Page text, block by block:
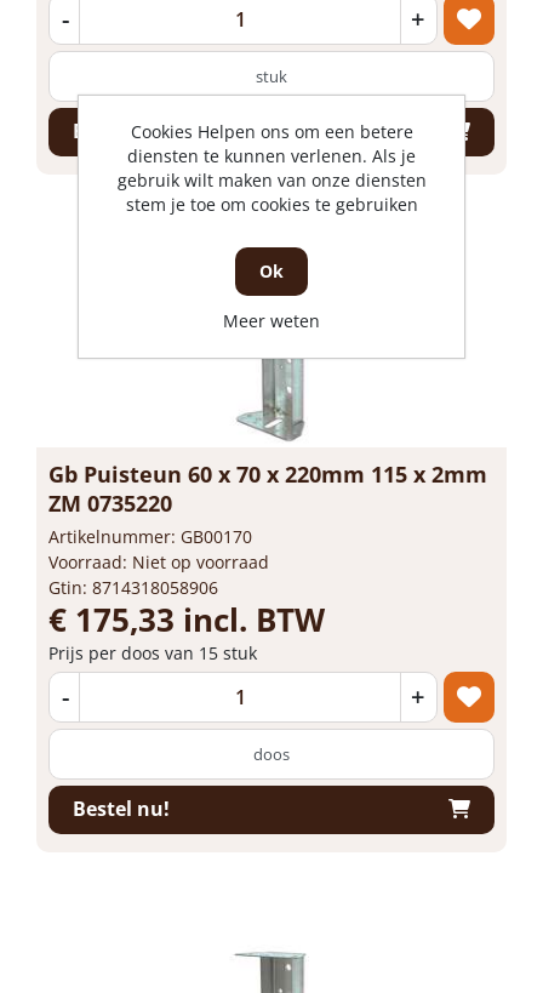
- +
stuk
Bestel nu!
Gb Puisteun 60 x 70 x 220mm 115 x 2mm
ZM 0735220
Artikelnummer: GB00170
Voorraad: Niet op voorraad
Gtin: 8714318058906
€ 175,33 incl. BTW
Prijs per doos van 15 stuk
- +
doos
Bestel nu!
Cookies Helpen ons om een betere
diensten te kunnen verlenen. Als je
gebruik wilt maken van onze diensten
stem je toe om cookies te gebruiken
Ok
Meer weten